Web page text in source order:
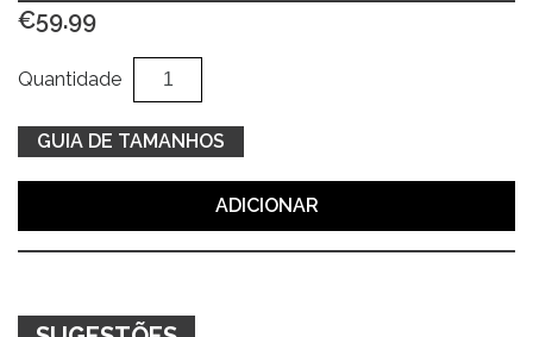
€59.99
Quantidade
Quantidade
de
Camisa
azul
c/
GUIA DE TAMANHOS
ADICIONAR